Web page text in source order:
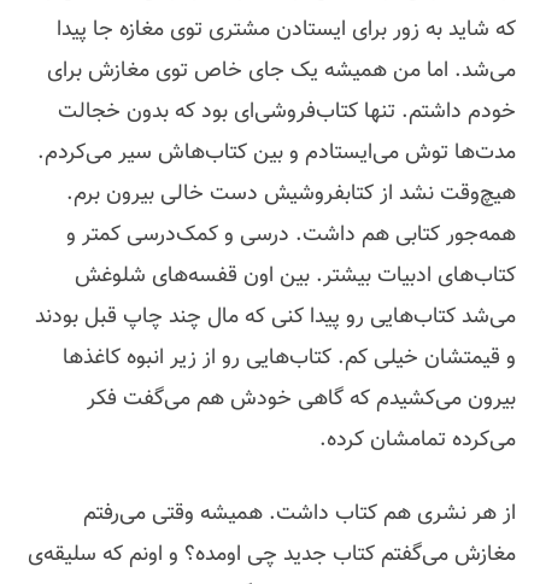
که شاید به زور برای ایستادن مشتری توی مغازه جا پیدا
می‌شد. اما من همیشه یک جای خاص توی مغازش برای
خودم داشتم. تنها کتاب‌فروشی‌ای بود که بدون خجالت
مدت‌ها توش می‌ایستادم و بین کتاب‌هاش سیر می‌کردم.
هیچ‌وقت نشد از کتابفروشیش دست خالی بیرون برم.
همه‌جور کتابی هم داشت. درسی و کمک‌درسی کمتر و
کتاب‌های ادبیات بیشتر. بین اون قفسه‌های شلوغش
می‌شد کتاب‌هایی رو پیدا کنی که مال چند چاپ قبل بودند
و قیمتشان خیلی کم. کتاب‌هایی رو از زیر انبوه کاغذها
بیرون می‌کشیدم که گاهی خودش هم می‌گفت فکر
می‌کرده تمامشان کرده.
از هر نشری هم کتاب داشت. همیشه وقتی می‌رفتم
مغازش می‌گفتم کتاب جدید چی اومده؟ و اونم که سلیقه‌ی